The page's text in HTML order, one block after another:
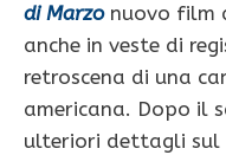
di Marzonuovo film
anche in veste di
retroscena di una
americana. Dopo il
ulteriori dettagli sul